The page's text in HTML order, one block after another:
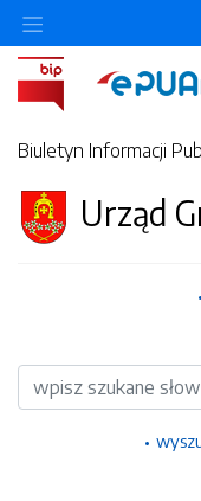
Biuletyn Informacji
Urząd
Wyszukiwarka